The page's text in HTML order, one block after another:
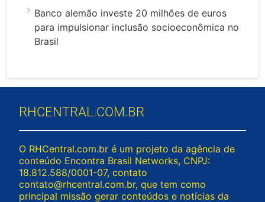
Banco alemão investe 20 milhões de euros
para impulsionar inclusão socioeconômica no
Brasil
RHCENTRAL.COM.BR
O RHCentral.com.br é um projeto da agência de
conteúdo Encontra Brasil Networks, CNPJ:
18.812.588/0001-07, contato
contato@rhcentral.com.br, que tem como
principal missão gerar conteúdos e notícias da